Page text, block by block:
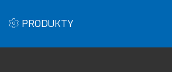
PRODUKTY